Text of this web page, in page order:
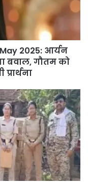
2025: आर्यन
बवाल, गौतम को